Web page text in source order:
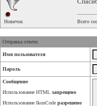
Новичок Всего
Отправка ответа:
Имя пользователя
Пароль
Сообщение
Использование HTML запрещено
Использование IkonCode разрешено